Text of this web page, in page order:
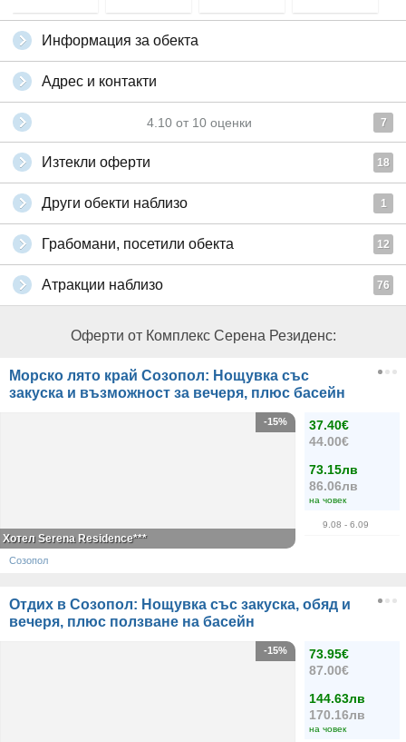
Информация за обекта
Адрес и контакти
4.10 от 10 оценки 7
Изтекли оферти 18
Други обекти наблизо 1
Грабомани, посетили обекта 12
Атракции наблизо 76
Оферти от Комплекс Серена Резиденс:
Морско лято край Созопол: Нощувка със
закуска и възможност за вечеря, плюс басейн
37.40€
44.00€
73.15лв
86.06лв
на човек
9.08 - 6.09
-15%
Хотел Serena Residence***
Созопол
Отдих в Созопол: Нощувка със закуска, обяд и
вечеря, плюс ползване на басейн
73.95€
87.00€
144.63лв
170.16лв
на човек
-15%